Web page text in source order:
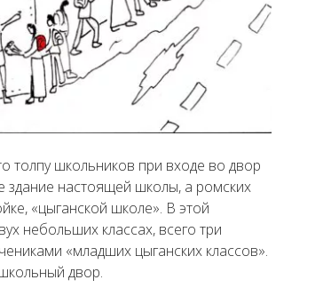
толпу школьников при входе во двор
здание настоящей школы, а ромских
«цыганской школе». В этой
небольших классах, всего три
«младших цыганских классов».
двор.
Нарушения прав детей из Украины,
вывезенных в Россию и Беларусь в
результате российской военной